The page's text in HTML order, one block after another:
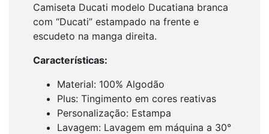
Camiseta Ducati modelo Ducatiana branca
com “Ducati” estampado na frente e
escudeto na manga direita.
Características:
Material: 100% Algodão
Plus: Tingimento em cores reativas
Personalização: Estampa
Lavagem: Lavagem em máquina a 30°